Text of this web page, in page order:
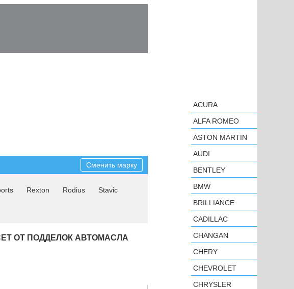
Сменить марку
Rexton Rodius Stavic
ОТ ПОДДЕЛОК АВТОМАСЛА
ACURA
ALFA ROMEO
ASTON MARTIN
AUDI
BENTLEY
BMW
BRILLIANCE
CADILLAC
CHANGAN
CHERY
CHEVROLET
CHRYSLER